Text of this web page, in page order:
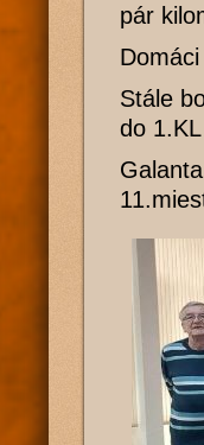
pár
Stále
do